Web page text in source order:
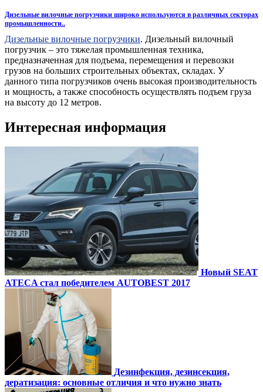
Дизельные вилочные погрузчики широко используются в различных секторах
промышленности..
Дизельные вилочные погрузчики. Дизельный вилочный
погрузчик – это тяжелая промышленная техника,
предназначенная для подъема, перемещения и перевозки
грузов на больших строительных объектах, складах. У
данного типа погрузчиков очень высокая производительность
и мощность, а также способность осуществлять подъем груза
на высоту до 12 метров.
Интересная информация
Новый SEAT
ATECA стал победителем AUTOBEST 2017
Дезинфекция, дезинсекция,
дератизация: основные отличия и что нужно знать